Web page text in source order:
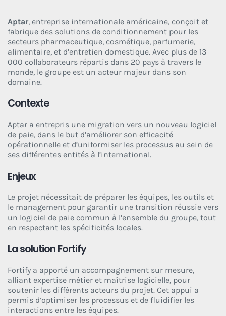
Aptar, entreprise internationale américaine, conçoit et
fabrique des solutions de conditionnement pour les
secteurs pharmaceutique, cosmétique, parfumerie,
alimentaire, et d’entretien domestique. Avec plus de 13
000 collaborateurs répartis dans 20 pays à travers le
monde, le groupe est un acteur majeur dans son
domaine.
Contexte
Aptar a entrepris une migration vers un nouveau logiciel
de paie, dans le but d’améliorer son efficacité
opérationnelle et d’uniformiser les processus au sein de
ses différentes entités à l’international.
Enjeux
Le projet nécessitait de préparer les équipes, les outils et
le management pour garantir une transition réussie vers
un logiciel de paie commun à l’ensemble du groupe, tout
en respectant les spécificités locales.
La solution Fortify
Fortify a apporté un accompagnement sur mesure,
alliant expertise métier et maîtrise logicielle, pour
soutenir les différents acteurs du projet. Cet appui a
permis d’optimiser les processus et de fluidifier les
interactions entre les équipes.